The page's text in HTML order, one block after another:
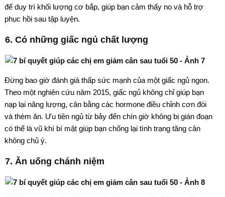
để duy trì khối lượng cơ bắp, giúp bạn cảm thấy no và hỗ trợ
phục hồi sau tập luyện.
6. Có những giấc ngủ chất lượng
Đừng bao giờ đánh giá thấp sức mạnh của một giấc ngủ ngon.
Theo một nghiên cứu năm 2015, giấc ngủ không chỉ giúp bạn
nạp lại năng lượng, cân bằng các hormone điều chỉnh cơn đói
và thèm ăn. Ưu tiên ngủ từ bảy đến chín giờ không bị gián đoạn
có thể là vũ khí bí mật giúp bạn chống lại tình trạng tăng cân
không chủ ý.
7. Ăn uống chánh niệm